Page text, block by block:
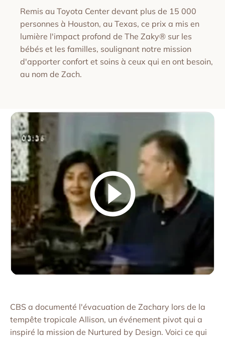
Remis au Toyota Center devant plus de 15 000
personnes à Houston, au Texas, ce prix a mis en
lumière l'impact profond de The Zaky® sur les
bébés et les familles, soulignant notre mission
d'apporter confort et soins à ceux qui en ont besoin,
au nom de Zach.
CBS a documenté l'évacuation de Zachary lors de la
tempête tropicale Allison, un événement pivot qui a
inspiré la mission de Nurtured by Design. Voici ce qui